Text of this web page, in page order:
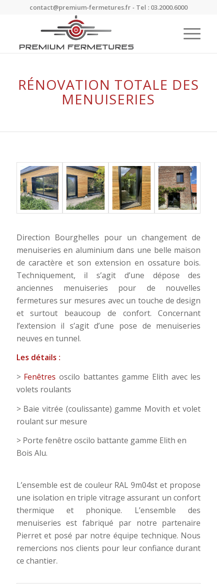
contact@premium-fermetures.fr - Tel : 03.2000.6000
RÉNOVATION TOTALE DES
MENUISERIES
Direction Bourghelles pour un changement de
menuiseries en aluminium dans une belle maison
de caractère et son extension en ossature bois.
Techniquement, il s’agit d’une dépose des
anciennes menuiseries pour de nouvelles
fermetures sur mesures avec un touche de design
et surtout beaucoup de confort. Concernant
l’extension il s’agit d’une pose de menuiseries
neuves en tunnel.
Les détails :
> Fenêtres oscilo battantes gamme Elith avec les
volets roulants
> Baie vitrée (coulissante) gamme Movith et volet
roulant sur mesure
> Porte fenêtre oscilo battante gamme Elith en
Bois Alu.
L’ensemble est de couleur RAL 9m04st et propose
une isolation en triple vitrage assurant un confort
thermique et phonique. L’ensemble des
menuiseries est fabriqué par notre partenaire
Pierret et posé par notre équipe technique. Nous
remercions nos clients pour leur confiance durant
ce chantier.